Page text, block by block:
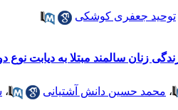
توحید جعفری کوشکی
زنان سالمند مبتلا به دیابت نوع
، محمد حسین دانش آشتیانی ،